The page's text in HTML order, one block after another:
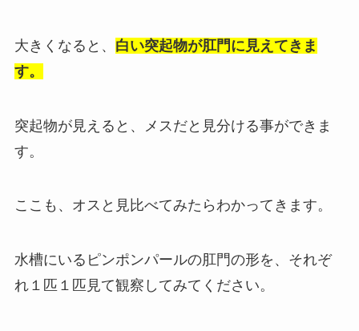
大きくなると、 白い突起物が肛門に見えてきま
す。
突起物が見えると、メスだと見分ける事ができま
す。
ここも、オスと見比べてみたらわかってきます。
水槽にいるピンポンパールの肛門の形を、それぞ
れ１匹１匹見て観察してみてください。